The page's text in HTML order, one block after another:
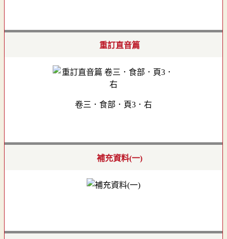
重訂直音篇
卷三．食部．頁3．右
補充資料(一)